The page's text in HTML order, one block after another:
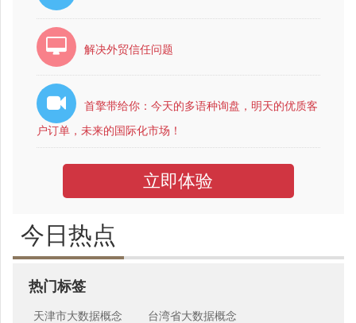
解决外贸信任问题
首擎带给你：今天的多语种询盘，明天的优质客
户订单，未来的国际化市场！
立即体验
今日热点
热门标签
天津市大数据概念 台湾省大数据概念